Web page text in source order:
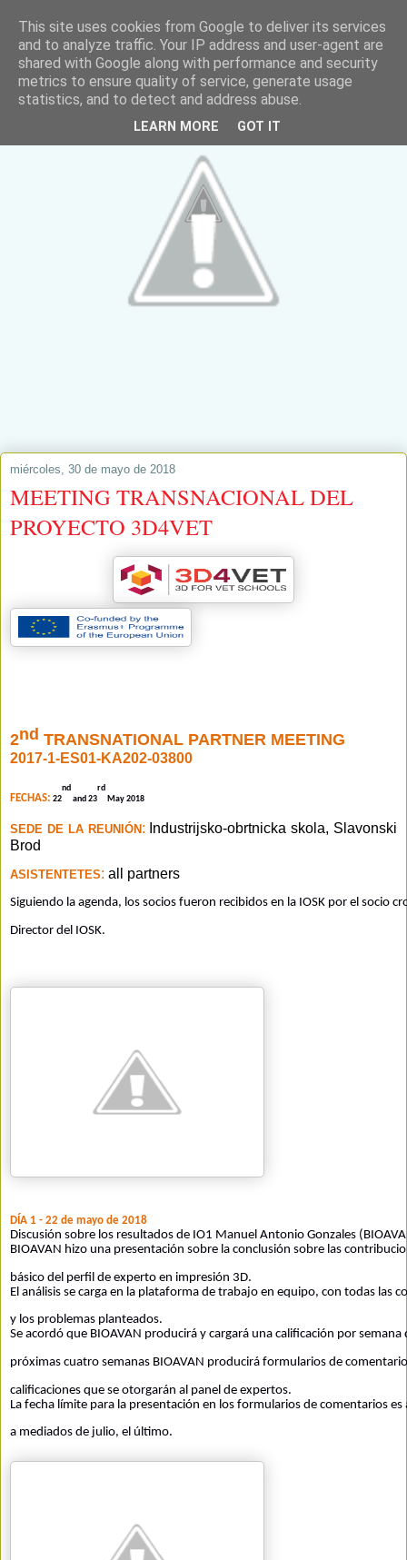
miércoles, 30 de mayo de 2018
MEETING TRANSNACIONAL DEL
PROYECTO 3D4VET
2nd TRANSNATIONAL PARTNER MEETING
2017‐1‐ES01‐KA202‐03800
FECHAS: 22
nd
and 23
rd
May 2018
SEDE DE LA REUNIÓN: Industrijsko-obrtnicka skola, Slavonski
Brod
ASISTENTETES: all partners
Siguiendo la agenda, los socios fueron recibidos en la IOSK por el socio
Director del IOSK.
DÍA 1 - 22 de mayo de 2018
Discusión sobre los resultados de IO1 Manuel Antonio Gonzales
BIOAVAN hizo una presentación sobre la conclusión sobre las
básico del perfil de experto en impresión 3D.
El análisis se carga en la plataforma de trabajo en equipo, con todas las
y los problemas planteados.
Se acordó que BIOAVAN producirá y cargará una calificación por
próximas cuatro semanas BIOAVAN producirá formularios de
calificaciones que se otorgarán al panel de expertos.
La fecha límite para la presentación en los formularios de comentarios
a mediados de julio, el último.
This site uses cookies from Google to deliver its services
and to analyze traffic. Your IP address and user-agent are
shared with Google along with performance and security
metrics to ensure quality of service, generate usage
statistics, and to detect and address abuse.
LEARN MORE GOT IT